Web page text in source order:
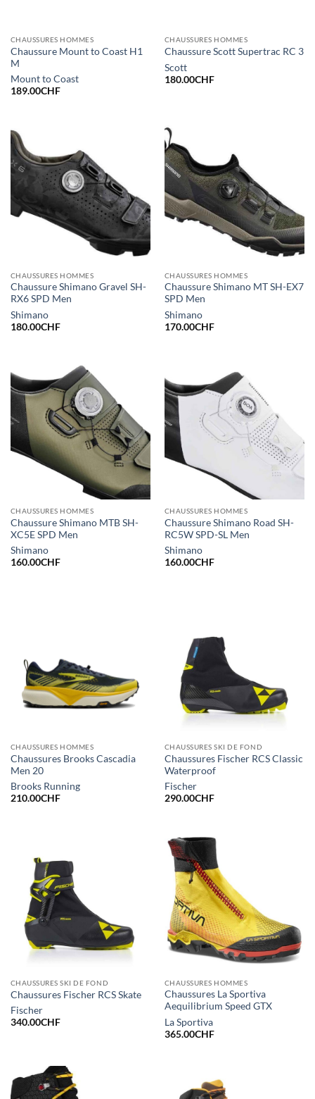
CHAUSSURES HOMMES
Chaussure Mount to Coast H1
M
Mount to Coast
189.00CHF
CHAUSSURES HOMMES
Chaussure Scott Supertrac RC 3
Scott
180.00CHF
CHAUSSURES HOMMES
Chaussure Shimano Gravel SH-
RX6 SPD Men
Shimano
180.00CHF
CHAUSSURES HOMMES
Chaussure Shimano MT SH-EX7
SPD Men
Shimano
170.00CHF
CHAUSSURES HOMMES
Chaussure Shimano MTB SH-
XC5E SPD Men
Shimano
160.00CHF
CHAUSSURES HOMMES
Chaussure Shimano Road SH-
RC5W SPD-SL Men
Shimano
160.00CHF
CHAUSSURES HOMMES
Chaussures Brooks Cascadia
Men 20
Brooks Running
210.00CHF
CHAUSSURES SKI DE FOND
Chaussures Fischer RCS Classic
Waterproof
Fischer
290.00CHF
CHAUSSURES SKI DE FOND
Chaussures Fischer RCS Skate
Fischer
340.00CHF
CHAUSSURES HOMMES
Chaussures La Sportiva
Aequilibrium Speed GTX
La Sportiva
365.00CHF